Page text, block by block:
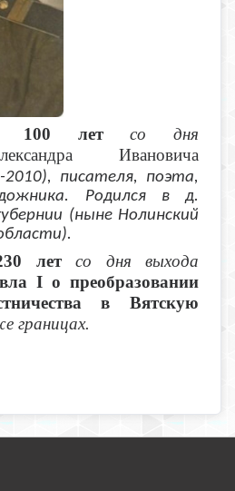
100 летсо дня
Ивановича
2010), писателя, поэта,
Родился в д.
(ныне Нолинский
летсо дня выхода
I о преобразовании
в Вятскую
границах.